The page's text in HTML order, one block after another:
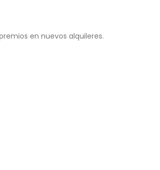
en nuevos alquileres.